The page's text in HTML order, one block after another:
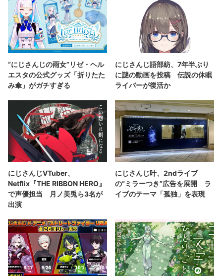
“にじさんじの雨女”リゼ・ヘル
エスタの公式グッズ「折りたた
み傘」がガチすぎる
にじさんじ語部紡、7年半ぶり
に謎の動画を投稿 伝説の休眠
ライバーが復活か
にじさんじVTuber、
Netflix『THE RIBBON HERO』
で声優担当 月ノ美兎ら3名が
出演
にじさんじ叶、2ndライブ
の“ミラーつき”広告を展開 ラ
イブのテーマ「孤独」を表現